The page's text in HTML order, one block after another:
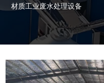
材质工业废水处理设备